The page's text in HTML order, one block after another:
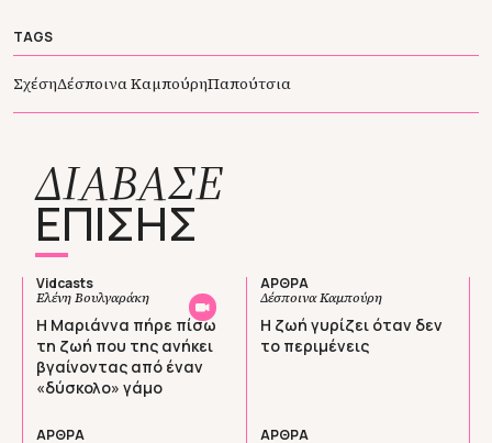
TAGS
ΣχέσηΔέσποινα ΚαμπούρηΠαπούτσια
ΔΙΑΒΑΣΕ
ΕΠΙΣΗΣ
Vidcasts
Ελένη Βουλγαράκη
Η Μαριάννα πήρε πίσω
τη ζωή που της ανήκει
βγαίνοντας από έναν
«δύσκολο» γάμο
ΑΡΘΡΑ
Δέσποινα Καμπούρη
Η ζωή γυρίζει όταν δεν
το περιμένεις
ΑΡΘΡΑ ΑΡΘΡΑ